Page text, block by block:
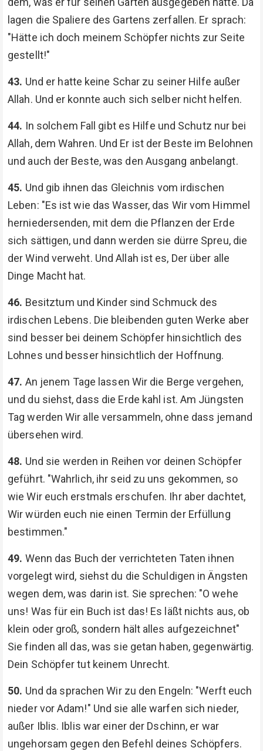
lagen die Spaliere des Gartens zerfallen. Er sprach:
"Hätte ich doch meinem Schöpfer nichts zur Seite
gestellt!"
43. Und er hatte keine Schar zu seiner Hilfe außer
Allah. Und er konnte auch sich selber nicht helfen.
44. In solchem Fall gibt es Hilfe und Schutz nur bei
Allah, dem Wahren. Und Er ist der Beste im Belohnen
und auch der Beste, was den Ausgang anbelangt.
45. Und gib ihnen das Gleichnis vom irdischen
Leben: "Es ist wie das Wasser, das Wir vom Himmel
herniedersenden, mit dem die Pflanzen der Erde
sich sättigen, und dann werden sie dürre Spreu, die
der Wind verweht. Und Allah ist es, Der über alle
Dinge Macht hat.
46. Besitztum und Kinder sind Schmuck des
irdischen Lebens. Die bleibenden guten Werke aber
sind besser bei deinem Schöpfer hinsichtlich des
Lohnes und besser hinsichtlich der Hoffnung.
47. An jenem Tage lassen Wir die Berge vergehen,
und du siehst, dass die Erde kahl ist. Am Jüngsten
Tag werden Wir alle versammeln, ohne dass jemand
übersehen wird.
48. Und sie werden in Reihen vor deinen Schöpfer
geführt. "Wahrlich, ihr seid zu uns gekommen, so
wie Wir euch erstmals erschufen. Ihr aber dachtet,
Wir würden euch nie einen Termin der Erfüllung
bestimmen."
49. Wenn das Buch der verrichteten Taten ihnen
vorgelegt wird, siehst du die Schuldigen in Ängsten
wegen dem, was darin ist. Sie sprechen: "O wehe
uns! Was für ein Buch ist das! Es läßt nichts aus, ob
klein oder groß, sondern hält alles aufgezeichnet"
Sie finden all das, was sie getan haben, gegenwärtig.
Dein Schöpfer tut keinem Unrecht.
50. Und da sprachen Wir zu den Engeln: "Werft euch
nieder vor Adam!" Und sie alle warfen sich nieder,
außer Iblis. Iblis war einer der Dschinn, er war
ungehorsam gegen den Befehl deines Schöpfers.